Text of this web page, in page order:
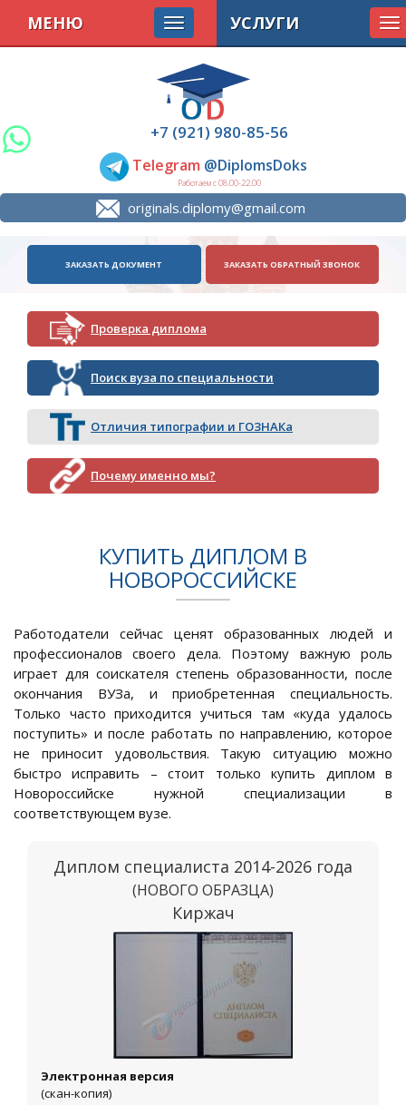
+7 (921) 980-85-56
Telegram @DiplomsDoks
Работаем с 08.00-22.00
originals.diplomy@gmail.com
МЕНЮ
ЗАКАЗАТЬ ДОКУМЕНТ ЗАКАЗАТЬ ОБРАТНЫЙ ЗВОНОК
Проверка диплома
Поиск вуза по специальности
Отличия типографии и ГОЗНАКа
Почему именно мы?
УСЛУГИ
КУПИТЬ ДИПЛОМ В
НОВОРОССИЙСКЕ
Работодатели сейчас ценят образованных людей и
профессионалов своего дела. Поэтому важную роль
играет для соискателя степень образованности, после
окончания ВУЗа, и приобретенная специальность.
Только часто приходится учиться там «куда удалось
поступить» и после работать по направлению, которое
не приносит удовольствия. Такую ситуацию можно
быстро исправить – стоит только купить диплом в
Новороссийске нужной специализации в
соответствующем вузе.
Диплом специалиста 2014-2026 года
(НОВОГО ОБРАЗЦА)
Киржач
Электронная версия
(скан-копия)